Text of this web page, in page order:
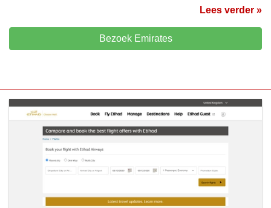
Lees verder »
Bezoek Emirates